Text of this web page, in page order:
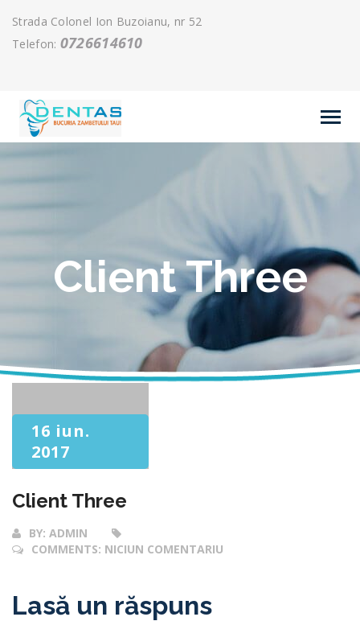
Strada Colonel Ion Buzoianu, nr 52
Telefon: 0726614610
Client Three
16 iun.
2017
Client Three
BY: ADMIN
COMMENTS: NICIUN COMENTARIU
Lasă un răspuns